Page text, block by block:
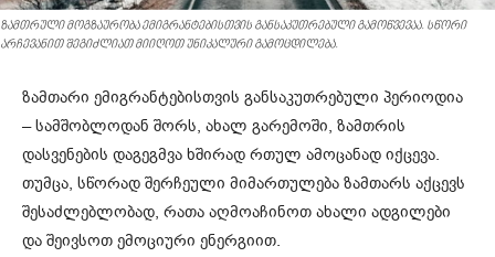
ზამთრული მოგზაურობა ემიგრანტებისთვის განსაკუთრებული გამოწვევაა. სწორი
არჩევანით შეგიძლიათ მიიღოთ უნიკალური გამოცდილება.
ზამთარი ემიგრანტებისთვის განსაკუთრებული პერიოდია
– სამშობლოდან შორს, ახალ გარემოში, ზამთრის
დასვენების დაგეგმვა ხშირად რთულ ამოცანად იქცევა.
თუმცა, სწორად შერჩეული მიმართულება ზამთარს აქცევს
შესაძლებლობად, რათა აღმოაჩინოთ ახალი ადგილები
და შეივსოთ ემოციური ენერგიით.